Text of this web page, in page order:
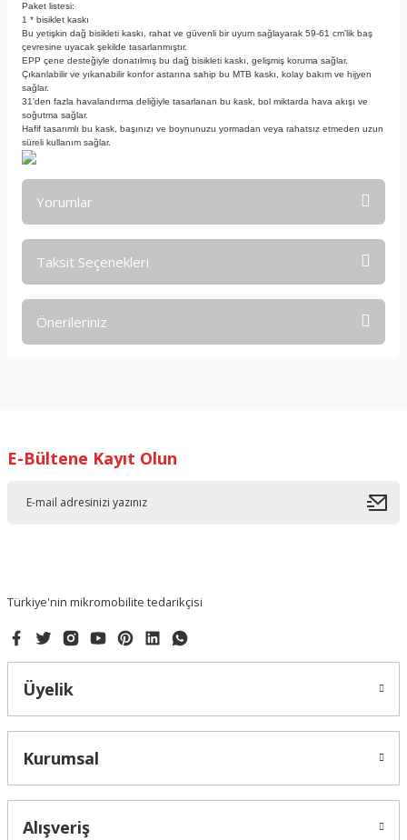
Paket listesi:
1 * bisiklet kaskı
Bu yetişkin dağ bisikleti kaskı, rahat ve güvenli bir uyum sağlayarak 59-61 cm'lik baş
çevresine uyacak şekilde tasarlanmıştır.
EPP çene desteğiyle donatılmış bu dağ bisikleti kaskı, gelişmiş koruma sağlar.
Çıkarılabilir ve yıkanabilir konfor astarına sahip bu MTB kaskı, kolay bakım ve hijyen
sağlar.
31'den fazla havalandırma deliğiyle tasarlanan bu kask, bol miktarda hava akışı ve
soğutma sağlar.
Hafif tasarımlı bu kask, başınızı ve boynunuzu yormadan veya rahatsız etmeden uzun
süreli kullanım sağlar.
Yorumlar
Taksit Seçenekleri
Önerileriniz
Ürün resmi kalitesiz, bozuk veya görüntülenemiyor.
E-Bültene Kayıt Olun
Türkiye'nin mikromobilite tedarikçisi
Üyelik
Kurumsal
Alışveriş